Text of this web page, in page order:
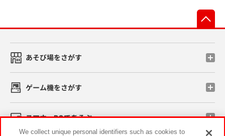
あそび場をさがす
ゲーム機をさがす
スマホ・PCであそぶ
We collect unique personal identifiers such as cookies to